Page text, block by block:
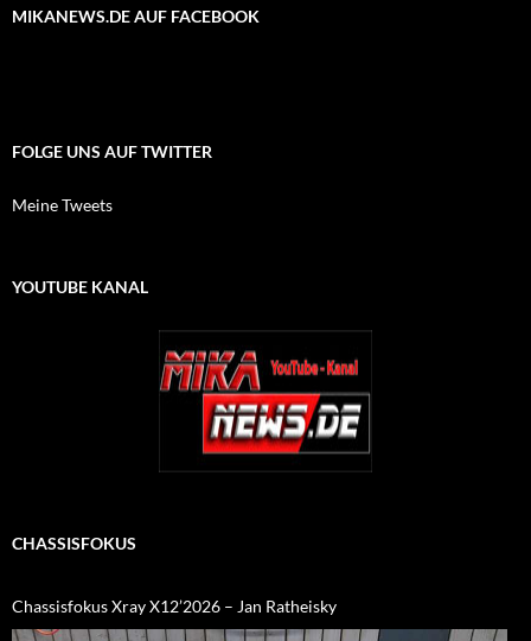
MIKANEWS.DE AUF FACEBOOK
FOLGE UNS AUF TWITTER
Meine Tweets
YOUTUBE KANAL
CHASSISFOKUS
Chassisfokus Xray X12’2026 – Jan Ratheisky